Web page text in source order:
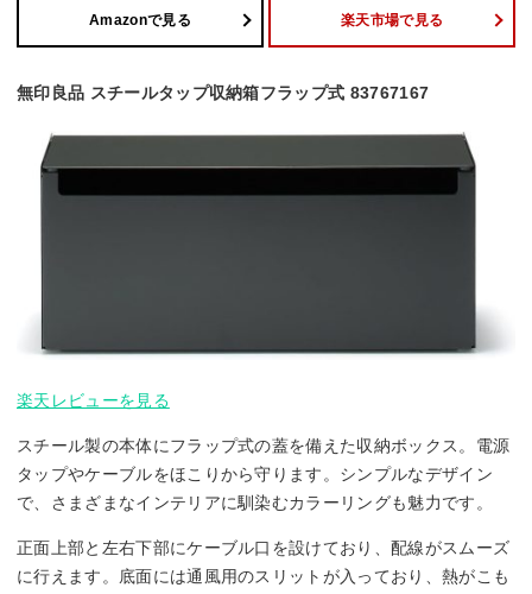
Amazonで見る 楽天市場で見る
無印良品 スチールタップ収納箱フラップ式 83767167
楽天レビューを見る
スチール製の本体にフラップ式の蓋を備えた収納ボックス。電源
タップやケーブルをほこりから守ります。シンプルなデザイン
で、さまざまなインテリアに馴染むカラーリングも魅力です。
正面上部と左右下部にケーブル口を設けており、配線がスムーズ
に行えます。底面には通風用のスリットが入っており、熱がこも